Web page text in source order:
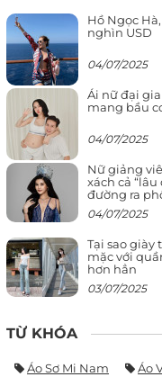
Hồ Ngọc
nghìn USD
04/07/2025
Ái nữ đại
mang bầu
04/07/2025
Nữ giảng
xách cả
đường ra
04/07/2025
Tại sao giày
mặc với
hơn hẳn
03/07/2025
TỪ KHÓA
Áo Sơ Mi Nam Áo